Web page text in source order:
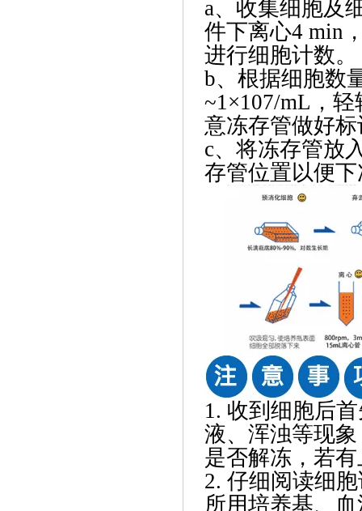
a、收集细胞及
件下离心4 min
进行细胞计数。
b、根据细胞数
~1×107/mL，
意冻存管做好
c、将冻存管放
存管位置以便
1. 收到细胞后
液、浑浊等现
是否解冻，若
2. 仔细阅读细
所用培养基、